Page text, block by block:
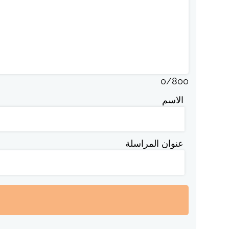
0/800
الاسم
عنوان المراسلة